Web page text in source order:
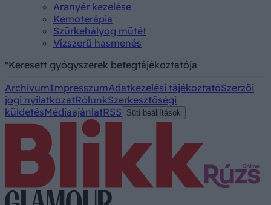
Aranyér kezelése
Kemoterápia
Szürkehályog műtét
Vízszerű hasmenés
*Keresett gyógyszerek betegtájékoztatója
ArchívumImpresszumAdatkezelési tájékoztatóSzerzői
jogi nyilatkozatRólunkSzerkesztőségi
küldetésMédiaajánlatRSS Süti beállítások